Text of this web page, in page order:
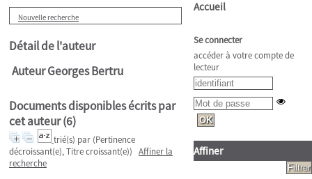
Nouvelle recherche
Détail de l'auteur
Auteur Georges Bertru
Documents disponibles écrits par
cet auteur (6)
trié(s) par (Pertinence
décroissant(e), Titre croissant(e)) Affiner la
recherche
Accueil
Se connecter
accéder à votre compte de
lecteur
Affiner